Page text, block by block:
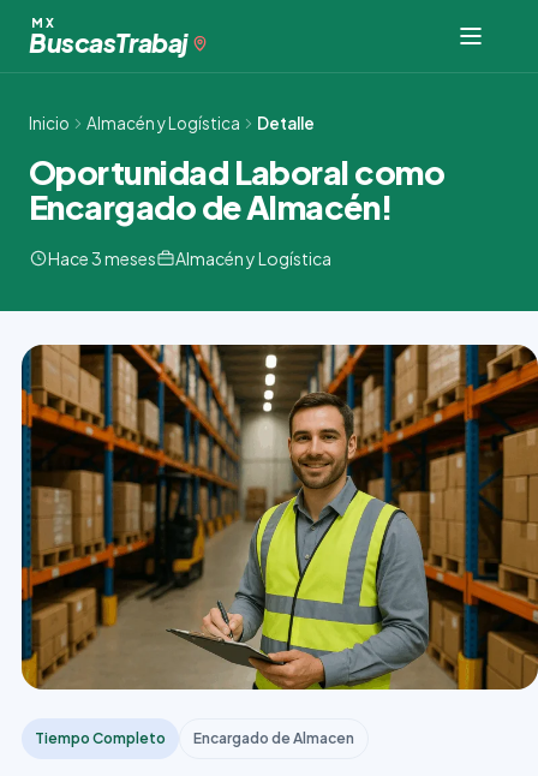
contenido
MX
BuscasTrabaj
Inicio Almacén y Logística Detalle
Oportunidad Laboral como
Encargado de Almacén!
Hace 3 meses Almacén y Logística
Tiempo Completo Encargado de Almacen